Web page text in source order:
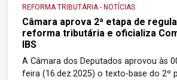
REFORMA TRIBUTÁRIA- NOTÍCIAS
Câmara aprova 2ª etapa de
reforma tributária e oficializa
IBS
A Câmara dos Deputados aprovou às
feira (16.dez.2025) o texto-base do 2º